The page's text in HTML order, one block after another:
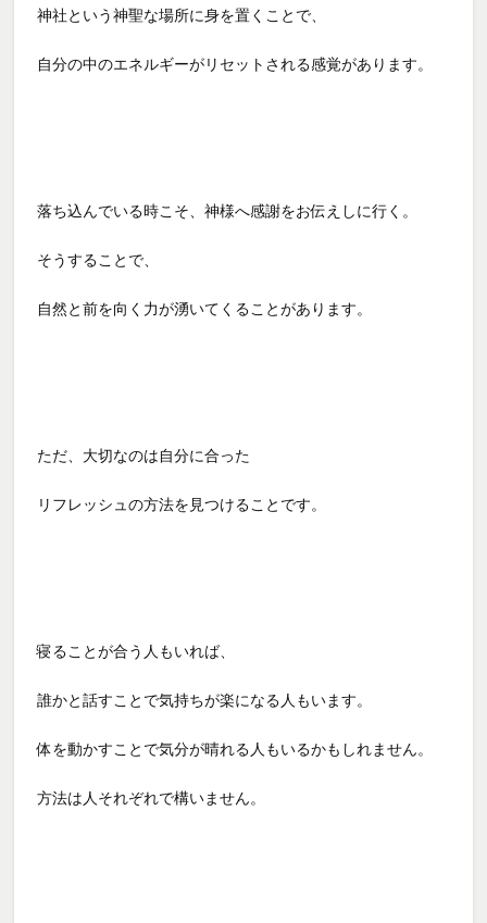
神社という神聖な場所に身を置くことで、
自分の中のエネルギーがリセットされる感覚があります。
落ち込んでいる時こそ、神様へ感謝をお伝えしに行く。
そうすることで、
自然と前を向く力が湧いてくることがあります。
ただ、大切なのは自分に合った
リフレッシュの方法を見つけることです。
寝ることが合う人もいれば、
誰かと話すことで気持ちが楽になる人もいます。
体を動かすことで気分が晴れる人もいるかもしれません。
方法は人それぞれで構いません。